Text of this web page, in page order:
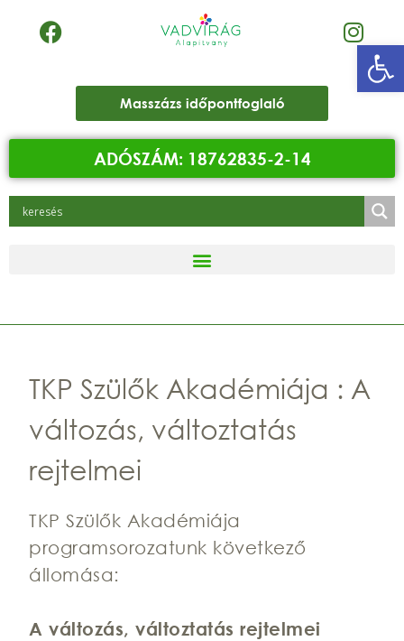
Masszázs időpontfoglaló
ADÓSZÁM: 18762835-2-14
TKP Szülők Akadémiája : A
változás, változtatás
rejtelmei
TKP Szülők Akadémiája
programsorozatunk következő
állomása:
A változás, változtatás rejtelmei